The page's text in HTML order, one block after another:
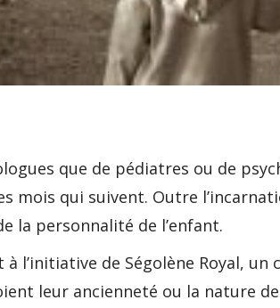
que de pédiatres ou de
mois qui suivent. Outre
la personnalité de l’enfant.
l’initiative de Ségolène Royal,
leur ancienneté ou la nature